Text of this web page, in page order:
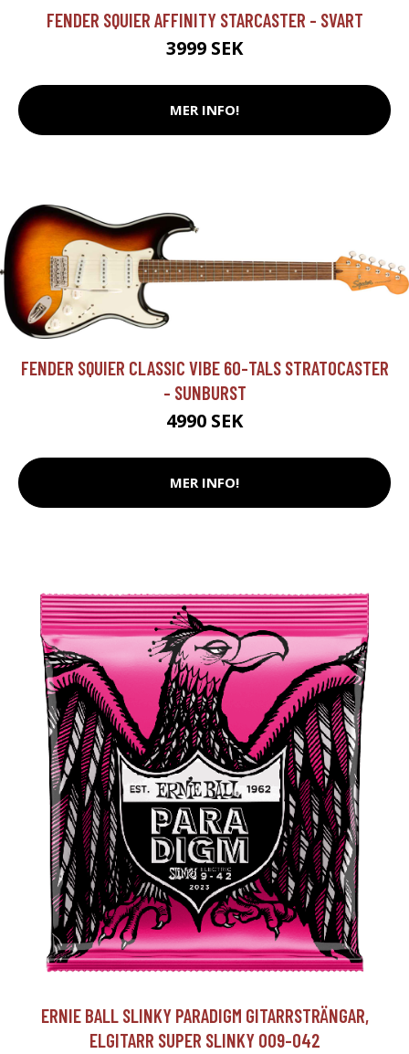
FENDER SQUIER AFFINITY STARCASTER - SVART
3999 SEK
MER INFO!
FENDER SQUIER CLASSIC VIBE 60-TALS STRATOCASTER
- SUNBURST
4990 SEK
MER INFO!
ERNIE BALL SLINKY PARADIGM GITARRSTRÄNGAR,
ELGITARR SUPER SLINKY 009-042